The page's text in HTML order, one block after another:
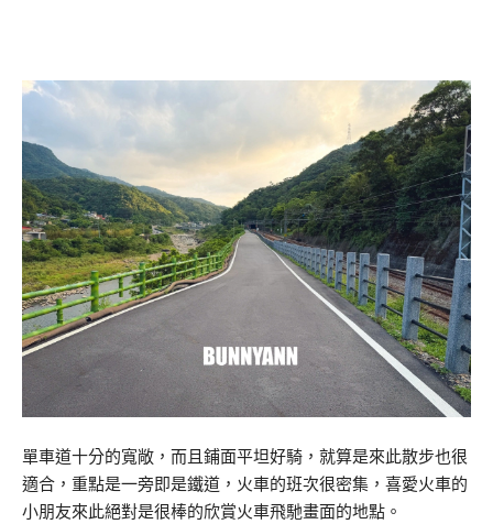
單車道十分的寬敞，而且鋪面平坦好騎，就算是來此散步也很
適合，重點是一旁即是鐵道，火車的班次很密集，喜愛火車的
小朋友來此絕對是很棒的欣賞火車飛馳畫面的地點。